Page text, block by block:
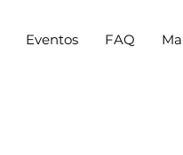
Eventos FAQ